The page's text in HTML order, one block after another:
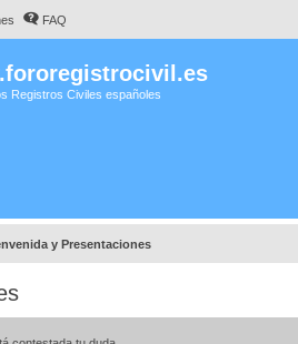
FAQ
Registros Civiles españoles
y Presentaciones